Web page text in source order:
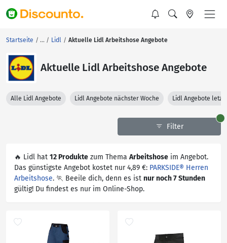
Startseite Lidl Aktuelle Lidl Arbeitshose Angebote
Aktuelle Lidl Arbeitshose Angebote
Alle Lidl Angebote Lidl Angebote nächster Woche Lidl Angebote
Filter
🔥 Lidl hat 12 Produkte zum Thema Arbeitshose im Angebot.
Das günstigste Angebot kostet nur 4,89 €: PARKSIDE® Herren
Arbeitshose. 🏃 Beeile dich, denn es ist nur noch 7 Stunden
gültig! Du findest es nur im Online-Shop.